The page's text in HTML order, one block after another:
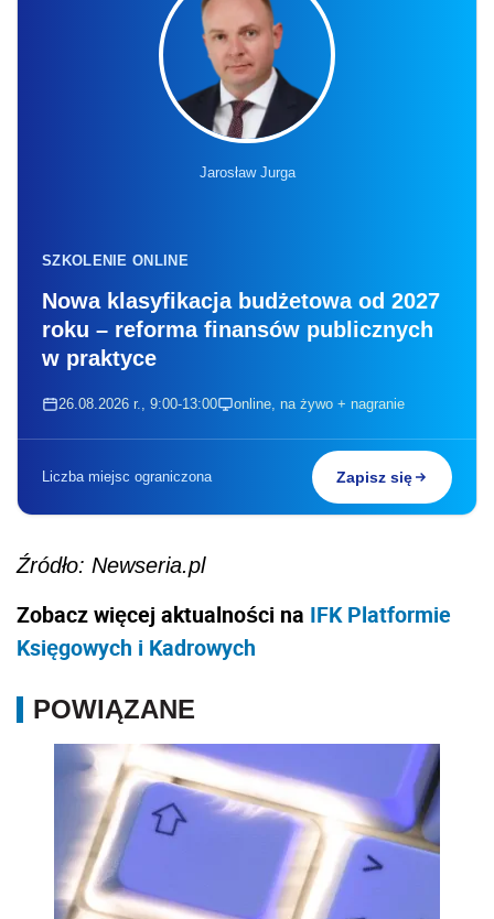
Jarosław Jurga
SZKOLENIE ONLINE
Nowa klasyfikacja budżetowa od 2027
roku – reforma finansów publicznych
w praktyce
26.08.2026 r., 9:00-13:00 online, na żywo + nagranie
Liczba miejsc ograniczona Zapisz się
Źródło: Newseria.pl
Zobacz więcej aktualności na IFK Platformie
Księgowych i Kadrowych
POWIĄZANE